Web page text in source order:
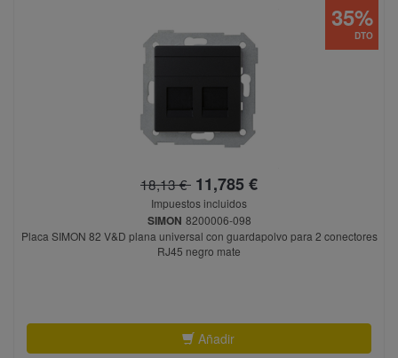
18,13 € 11,785 €
Impuestos incluidos
SIMON 8200006-098
Placa SIMON 82 V&D plana universal con guardapolvo para 2 conectores
RJ45 negro mate
Añadir
DTO
35%